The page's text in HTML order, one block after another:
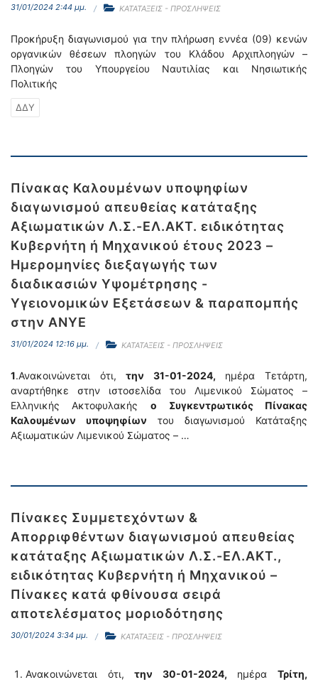
31/01/2024 2:44 μμ. ΚΑΤΑΤΑΞΕΙΣ - ΠΡΟΣΛΗΨΕΙΣ
Προκήρυξη διαγωνισμού για την πλήρωση εννέα (09) κενών
οργανικών θέσεων πλοηγών του Κλάδου Αρχιπλοηγών –
Πλοηγών του Υπουργείου Ναυτιλίας και Νησιωτικής
Πολιτικής
ΔΔΥ
Πίνακας Καλουμένων υποψηφίων
διαγωνισμού απευθείας κατάταξης
Αξιωματικών Λ.Σ.-ΕΛ.ΑΚΤ. ειδικότητας
Κυβερνήτη ή Μηχανικού έτους 2023 –
Ημερομηνίες διεξαγωγής των
διαδικασιών Yψομέτρησης -
Υγειονομικών Εξετάσεων & παραπομπής
στην ΑΝΥΕ
31/01/2024 12:16 μμ. ΚΑΤΑΤΑΞΕΙΣ - ΠΡΟΣΛΗΨΕΙΣ
1.Ανακοινώνεται ότι,την 31-01-2024, ημέρα Τετάρτη,
αναρτήθηκε στην ιστοσελίδα του Λιμενικού Σώματος –
Ελληνικής Ακτοφυλακής ο
Συγκεντρωτικός Πίνακας
Καλουμένων υποψηφίων του διαγωνισμού Κατάταξης
Αξιωματικών Λιμενικού Σώματος – …
Πίνακες Συμμετεχόντων &
Απορριφθέντων διαγωνισμού απευθείας
κατάταξης Αξιωματικών Λ.Σ.-ΕΛ.ΑΚΤ.,
ειδικότητας Κυβερνήτη ή Μηχανικού –
Πίνακες κατά φθίνουσα σειρά
αποτελέσματος μοριοδότησης
30/01/2024 3:34 μμ. ΚΑΤΑΤΑΞΕΙΣ - ΠΡΟΣΛΗΨΕΙΣ
Ανακοινώνεται ότι,την 30-01-2024, ημέραΤρίτη,